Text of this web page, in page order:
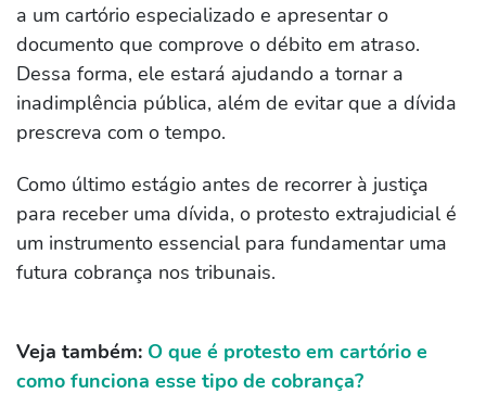
a um cartório especializado e apresentar o
documento que comprove o débito em atraso.
Dessa forma, ele estará ajudando a tornar a
inadimplência pública, além de evitar que a dívida
prescreva com o tempo.
Como último estágio antes de recorrer à justiça
para receber uma dívida, o protesto extrajudicial é
um instrumento essencial para fundamentar uma
futura cobrança nos tribunais.
Veja também: O que é protesto em cartório e
como funciona esse tipo de cobrança?